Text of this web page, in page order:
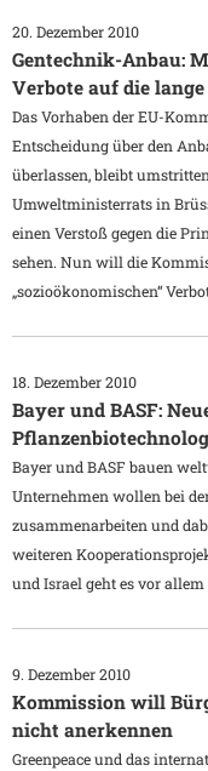
20. Dezember 2010
Gentechnik-Anbau:
Verbote auf die
Das Vorhaben der EU-
Entscheidung über den
überlassen, bleibt
Umweltministerrats in
einen Verstoß gegen die
sehen. Nun will die
„sozioökonomischen“
18. Dezember 2010
Bayer und BASF:
Bayer und BASF bauen
Unternehmen wollen bei
zusammenarbeiten und
weiteren
und Israel geht es vor
9. Dezember 2010
Kommission will
nicht anerkennen
Greenpeace und das